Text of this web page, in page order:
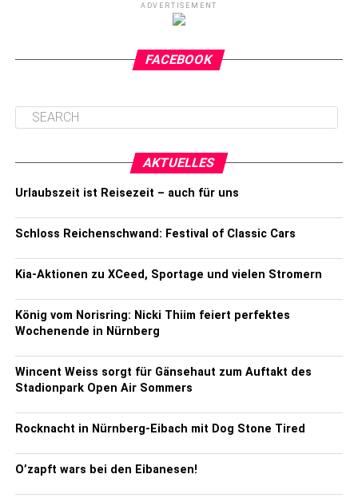
ADVERTISEMENT
FACEBOOK
AKTUELLES
Urlaubszeit ist Reisezeit – auch für uns
Schloss Reichenschwand: Festival of Classic Cars
Kia-Aktionen zu XCeed, Sportage und vielen Stromern
König vom Norisring: Nicki Thiim feiert perfektes
Wochenende in Nürnberg
Wincent Weiss sorgt für Gänsehaut zum Auftakt des
Stadionpark Open Air Sommers
Rocknacht in Nürnberg-Eibach mit Dog Stone Tired
O’zapft wars bei den Eibanesen!